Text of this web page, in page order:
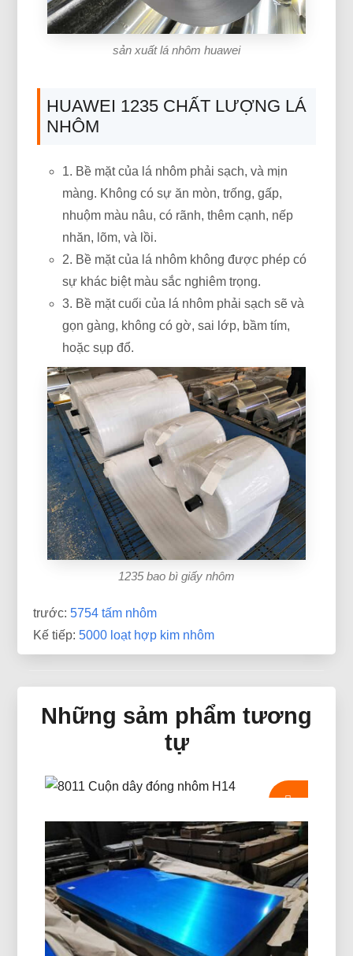
sản xuất lá nhôm huawei
HUAWEI 1235 CHẤT LƯỢNG LÁ
NHÔM
1. Bề mặt của lá nhôm phải sạch, và mịn
màng. Không có sự ăn mòn, trống, gấp,
nhuộm màu nâu, có rãnh, thêm cạnh, nếp
nhăn, lõm, và lồi.
2. Bề mặt của lá nhôm không được phép có
sự khác biệt màu sắc nghiêm trọng.
3. Bề mặt cuối của lá nhôm phải sạch sẽ và
gọn gàng, không có gờ, sai lớp, bầm tím,
hoặc sụp đổ.
1235 bao bì giấy nhôm
trước:5754 tấm nhôm
Kế tiếp:5000 loạt hợp kim nhôm
Những sảm phẩm tương
tự
8011 Cuộn Dây Đóng Nhôm H14
8011 Cuộn đóng nắp nhôm H14 được thiết kế đặc
biệt để sản xuất nắp chai, mũ ROPP, mũ vít, và
đóng cửa đồ uống. Nó cung cấp khả năng định
dạng tuyệt vời, chống ăn mòn, và chất lượng bề
mặt vượt trội.